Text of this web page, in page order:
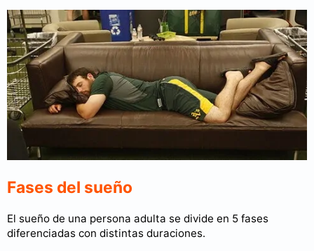
Fases del sueño
El sueño de una persona adulta se divide en 5 fases
diferenciadas con distintas duraciones.